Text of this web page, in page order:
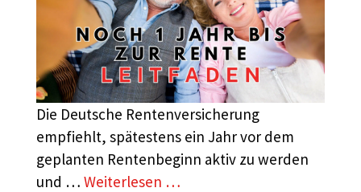
Die Deutsche Rentenversicherung
empfiehlt, spätestens ein Jahr vor dem
geplanten Rentenbeginn aktiv zu werden
und … Weiterlesen …